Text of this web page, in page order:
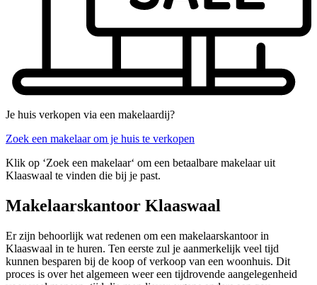
Je huis verkopen via een makelaardij?
Zoek een makelaar om je huis te verkopen
Klik op ‘Zoek een makelaar‘ om een betaalbare makelaar uit
Klaaswaal te vinden die bij je past.
Makelaarskantoor Klaaswaal
Er zijn behoorlijk wat redenen om een makelaarskantoor in
Klaaswaal in te huren. Ten eerste zul je aanmerkelijk veel tijd
kunnen besparen bij de koop of verkoop van een woonhuis. Dit
proces is over het algemeen weer een tijdrovende aangelegenheid